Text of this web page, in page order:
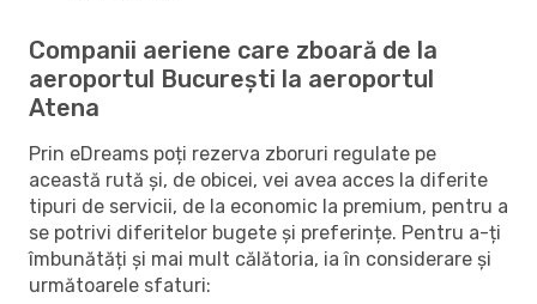
Companii aeriene care zboară de la
aeroportul București la aeroportul
Atena
Prin eDreams poți rezerva zboruri regulate pe
această rută și, de obicei, vei avea acces la diferite
tipuri de servicii, de la economic la premium, pentru a
se potrivi diferitelor bugete și preferințe. Pentru a-ți
îmbunătăți și mai mult călătoria, ia în considerare și
următoarele sfaturi: